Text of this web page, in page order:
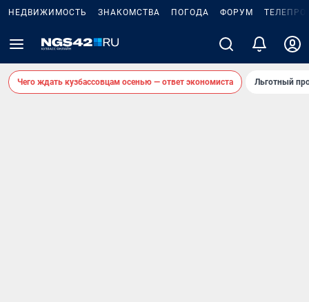
НЕДВИЖИМОСТЬ ЗНАКОМСТВА ПОГОДА ФОРУМ
Чего ждать кузбассовцам осенью — ответ экономиста Льготный